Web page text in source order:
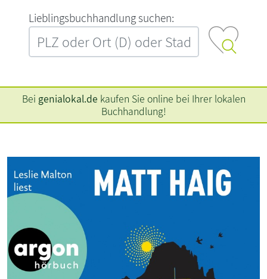
L‍i‍e‍b‍l‍i‍n‍g‍s‍b‍u‍c‍h‍h‍a‍n‍d‍l‍u‍n‍g‍ ‍s‍u‍c‍h‍e‍n‍:‍
Bei genialokal.de kaufen Sie online bei Ihrer lokalen
Buchhandlung!